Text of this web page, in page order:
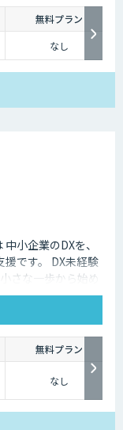
無料プラン
なし
小企業のDXを、
です。 DX未経験
さな一歩から始め
大手企業のDX支援
業のための“現実
援いたします。 私
り添った 『ちょ
無料プラン
なし